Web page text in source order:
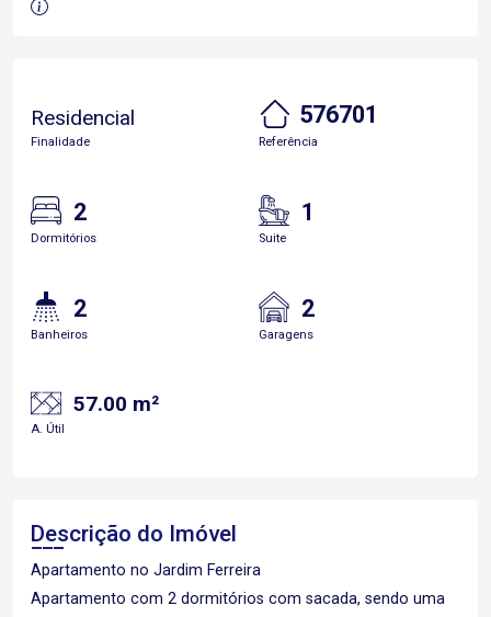
Residencial
Finalidade
576701
Referência
2
Dormitórios
1
Suite
2
Banheiros
2
Garagens
57.00 m²
A. Útil
Descrição do Imóvel
Apartamento no Jardim Ferreira
Apartamento com 2 dormitórios com sacada, sendo uma